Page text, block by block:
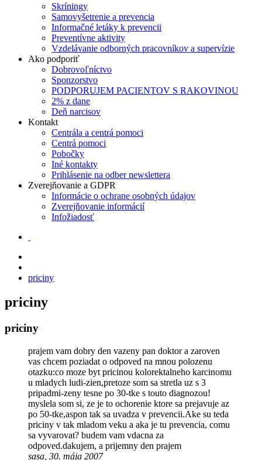
Skríningy
Samovyšetrenie a prevencia
Informačné letáky k prevencii
Preventívne aktivity
Vzdelávanie odborných pracovníkov a supervízie
Ako podporiť
Dobrovoľníctvo
Sponzorstvo
PODPORUJEM PACIENTOV S RAKOVINOU
2% z dane
Deň narcisov
Kontakt
Centrála a centrá pomoci
Centrá pomoci
Pobočky
Iné kontakty
Prihlásenie na odber newslettera
Zverejňovanie a GDPR
Informácie o ochrane osobných údajov
Zverejňovanie informácií
Infožiadosť
priciny
priciny
priciny
prajem vam dobry den vazeny pan doktor a zaroven
vas chcem poziadat o odpoved na mnou polozenu
otazku:co moze byt pricinou kolorektalneho karcinomu
u mladych ludi-zien,pretoze som sa stretla uz s 3
pripadmi-zeny tesne po 30-tke s touto diagnozou!
myslela som si, ze je to ochorenie ktore sa prejavuje az
po 50-tke,aspon tak sa uvadza v prevencii.Ake su teda
priciny v tak mladom veku a aka je tu prevencia, comu
sa vyvarovat? budem vam vdacna za
odpoved.dakujem, a prijemny den prajem
sasa, 30. mája 2007